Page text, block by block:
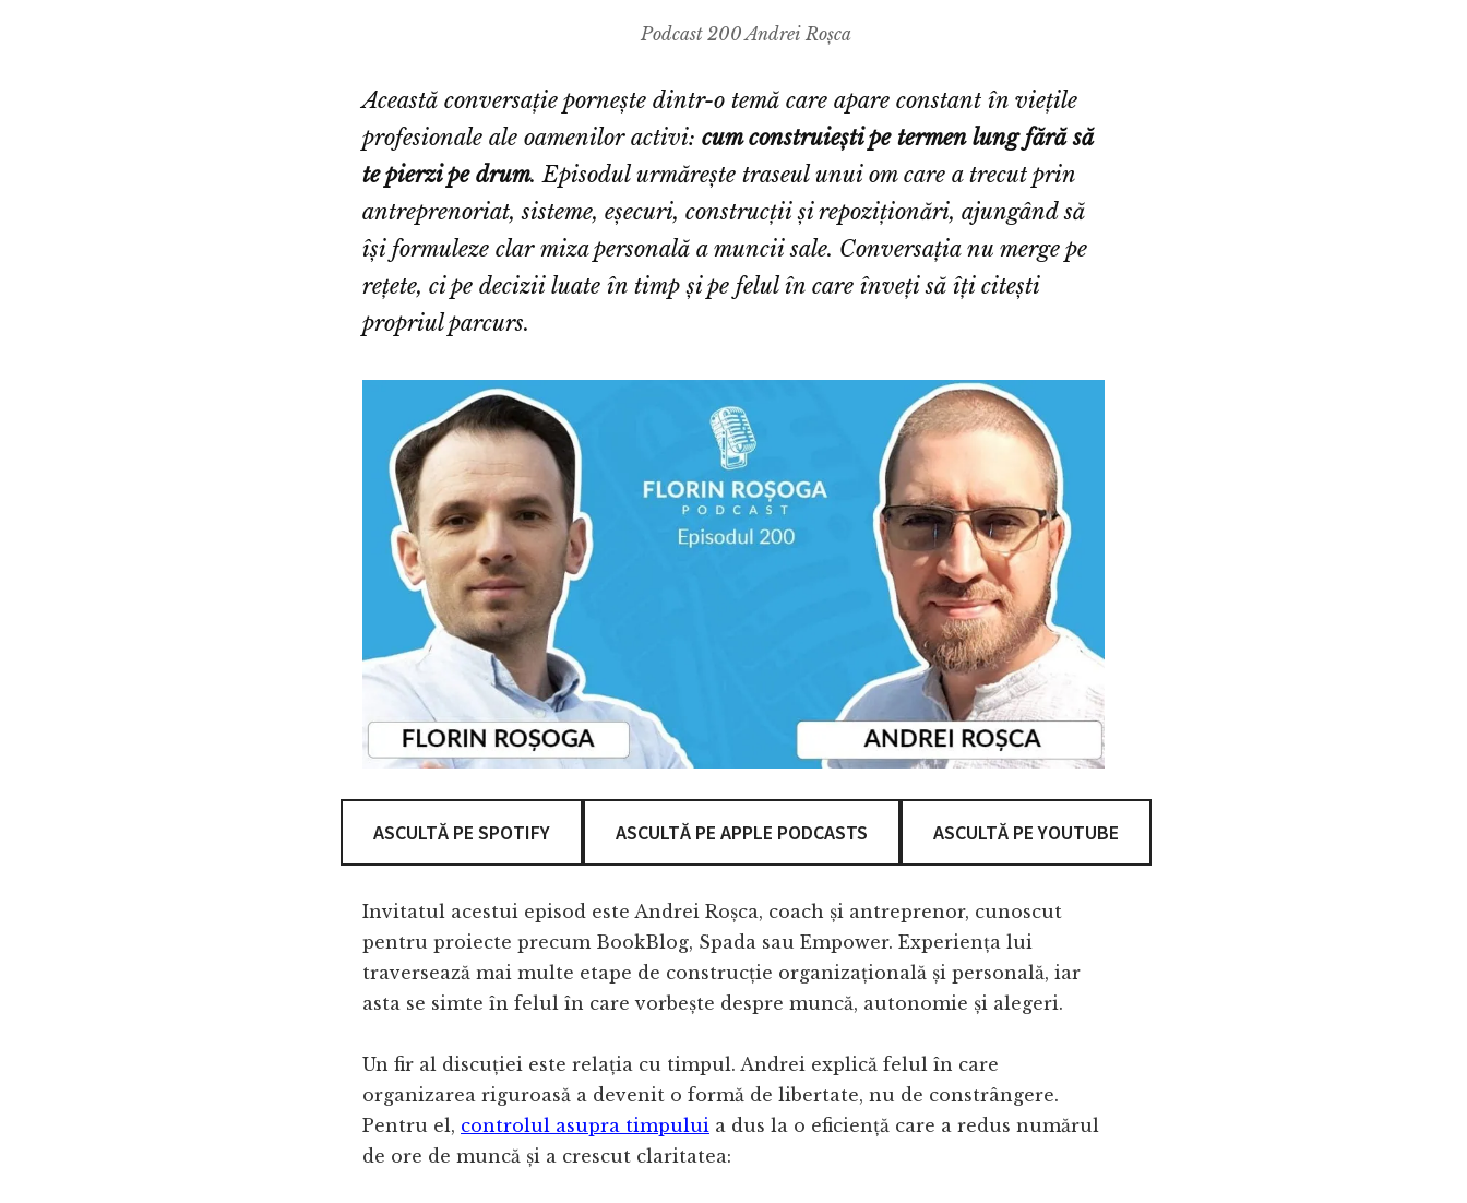
Podcast 200 Andrei Roșca
Această conversație pornește dintr-o temă care apare constant în viețile
profesionale ale oamenilor activi: cum construiești pe termen lung fără să
te pierzi pe drum. Episodul urmărește traseul unui om care a trecut prin
antreprenoriat, sisteme, eșecuri, construcții și repoziționări, ajungând să
își formuleze clar miza personală a muncii sale. Conversația nu merge pe
rețete, ci pe decizii luate în timp și pe felul în care înveți să îți citești
propriul parcurs.
ASCULTĂ PE SPOTIFY ASCULTĂ PE APPLE PODCASTS ASCULTĂ PE YOUTUBE
Invitatul acestui episod este Andrei Roșca, coach și antreprenor, cunoscut
pentru proiecte precum BookBlog, Spada sau Empower. Experiența lui
traversează mai multe etape de construcție organizațională și personală, iar
asta se simte în felul în care vorbește despre muncă, autonomie și alegeri.
Un fir al discuției este relația cu timpul. Andrei explică felul în care
organizarea riguroasă a devenit o formă de libertate, nu de constrângere.
Pentru el, controlul asupra timpului a dus la o eficiență care a redus numărul
de ore de muncă și a crescut claritatea: